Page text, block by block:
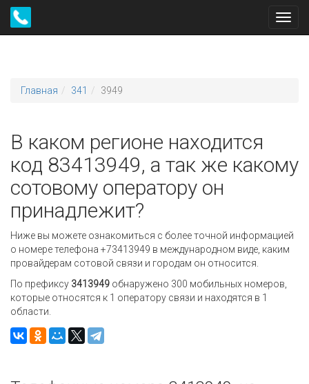
Главная 341 3949
В каком регионе находится
код 83413949, а так же какому
сотовому оператору он
принадлежит?
Ниже вы можете ознакомиться с более точной информацией
о номере телефона +73413949 в международном виде, каким
провайдерам сотовой связи и городам он относится.
По префиксу 3413949 обнаружено 300 мобильных номеров,
которые относятся к 1 оператору связи и находятся в 1
области.